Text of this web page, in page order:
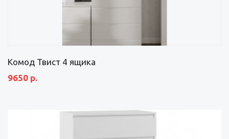
Комод Твист 4 ящика
9650 р.